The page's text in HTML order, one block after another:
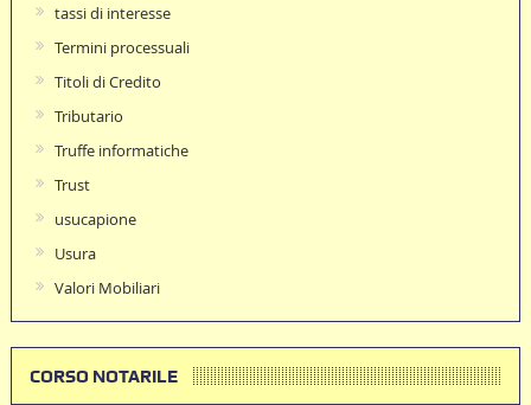
tassi di interesse
Termini processuali
Titoli di Credito
Tributario
Truffe informatiche
Trust
usucapione
Usura
Valori Mobiliari
CORSO NOTARILE